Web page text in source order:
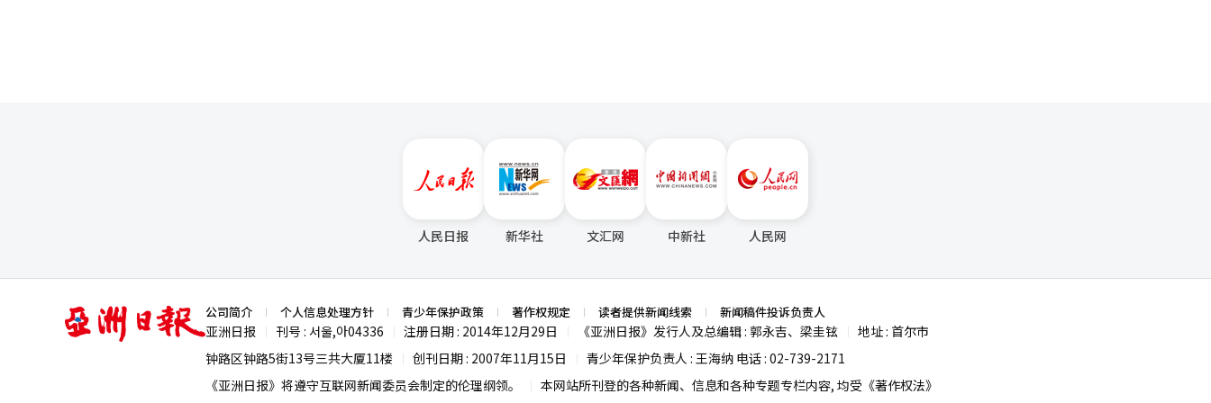
人民日报 新华社 文汇网 中新社 人民网
亚
洲
日
公司简介 个人信息处理方针 青少年保护政策 著作权规定 读者提供新闻线索 新闻稿件投诉负责人
亚洲日报 刊号 : 서울,아04336 注册日期 : 2014年12月29日 《亚洲日报》发行人及总编辑 : 郭永吉、梁圭铉
地址 : 首尔市
钟路区钟路5街13号三共大厦11楼
创刊日期 : 2007年11月15日
青少年保护负责人 : 王海纳 电话 : 02-739-2171
《亚洲日报》将遵守互联网新闻委员会制定的伦理纲领。
本网站所刊登的各种新闻、信息和各种专题专栏内容, 均受《著作权法》